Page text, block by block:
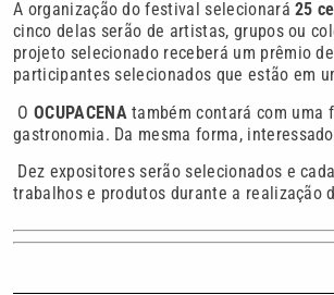
A organização do festival selecionará25
cinco delas serão de artistas, grupos ou
projeto selecionado receberá um prêmio
participantes selecionados que estão em
O OCUPACENA também contará com uma
gastronomia. Da mesma forma,
Dez expositores serão selecionados e
trabalhos e produtos durante a realização